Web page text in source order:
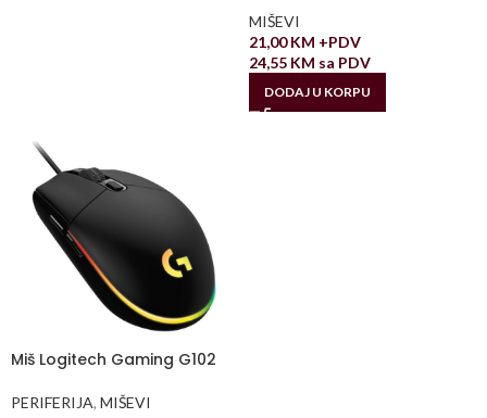
MIŠEVI
21,00KM +PDV
24,55 KM sa PDV
DODAJ U KORPU
Miš Logitech Gaming G102
PERIFERIJA, MIŠEVI